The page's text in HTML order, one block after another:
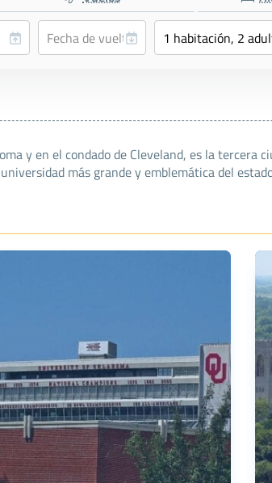
y en el condado de Cleveland, es la tercera
más grande y emblemática del